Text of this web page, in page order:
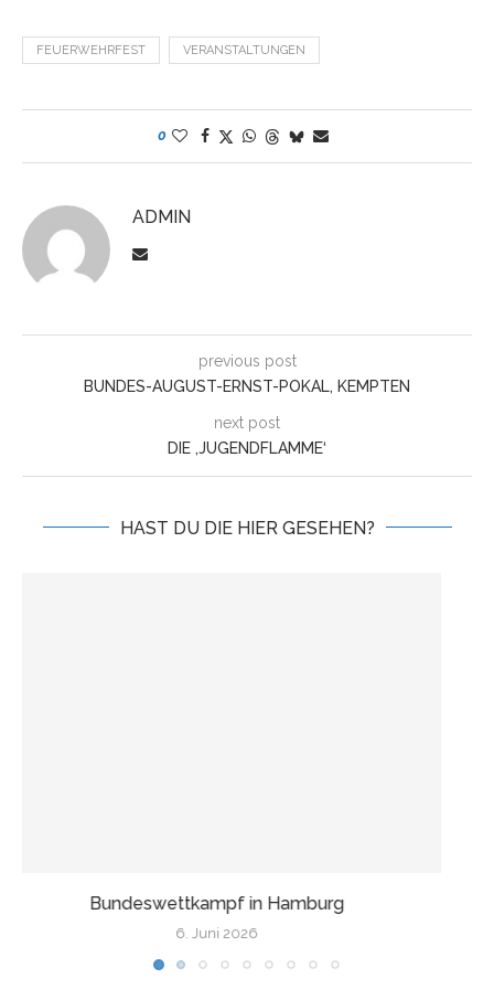
FEUERWEHRFEST VERANSTALTUNGEN
0
ADMIN
previous post
BUNDES-AUGUST-ERNST-POKAL, KEMPTEN
next post
DIE ‚JUGENDFLAMME‘
HAST DU DIE HIER GESEHEN?
Wir fahren nach Finnland!
17. Mai 2026